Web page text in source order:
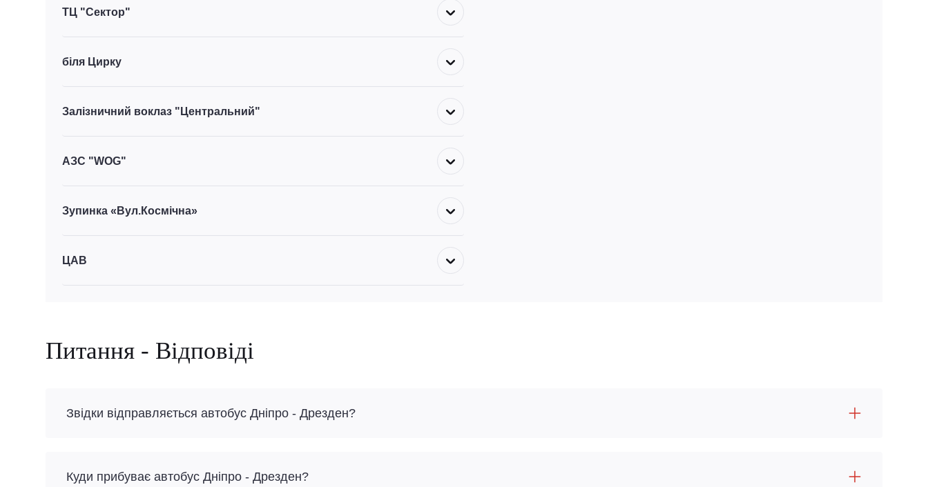
ТЦ "Сектор"
біля Цирку
Залізничний воклаз "Центральний"
АЗС "WOG"
Зупинка «Вул.Космічна»
ЦАВ
Питання - Відповіді
Звідки відправляється автобус Дніпро - Дрезден?
Куди прибуває автобус Дніпро - Дрезден?